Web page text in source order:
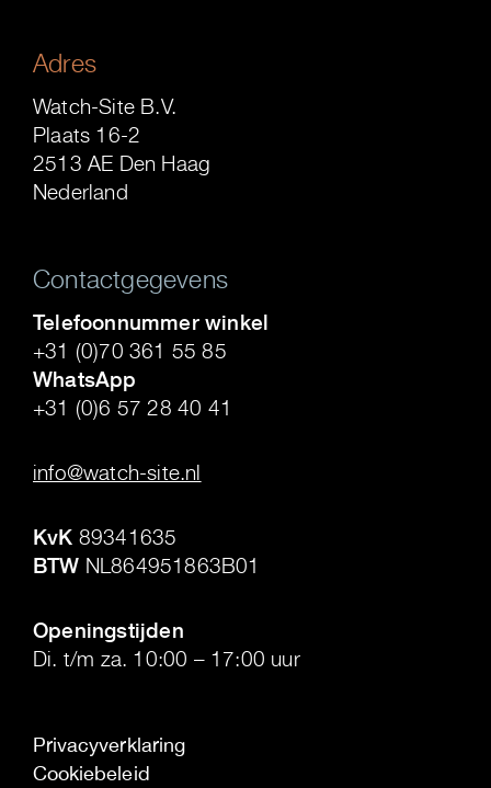
Adres
Watch-Site B.V.
Plaats 16-2
2513 AE Den Haag
Nederland
Contactgegevens
Telefoonnummer winkel
+31 (0)70 361 55 85
WhatsApp
+31 (0)6 57 28 40 41
info@watch-site.nl
KvK 89341635
BTW NL864951863B01
Openingstijden
Di. t/m za. 10:00 – 17:00 uur
Privacyverklaring
Cookiebeleid